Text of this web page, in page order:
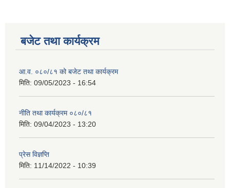
बजेट तथा कार्यक्रम
आ.व. ०८०/८१ को बजेट तथा कार्यक्रम
मिति: 09/05/2023 - 16:54
नीति तथा कार्यक्रम ०८०/८१
मिति: 09/04/2023 - 13:20
प्रेस विज्ञप्ति
मिति: 11/14/2022 - 10:39